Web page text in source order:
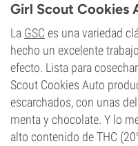
CBD
Bajo
Tipo de floración
Autofloreciente
Girl Scout Cookies
La GSC es una variedad
hecho un excelente
efecto. Lista para
Scout Cookies Auto
escarchados, con unas
menta y chocolate. Y lo
alto contenido de THC